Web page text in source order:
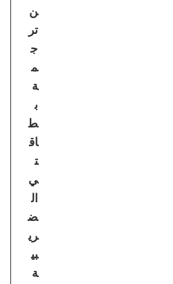
ن
تر
ج
م
ة
ب
ط
اق
ت
ي
ال
ض
ري
بي
ة